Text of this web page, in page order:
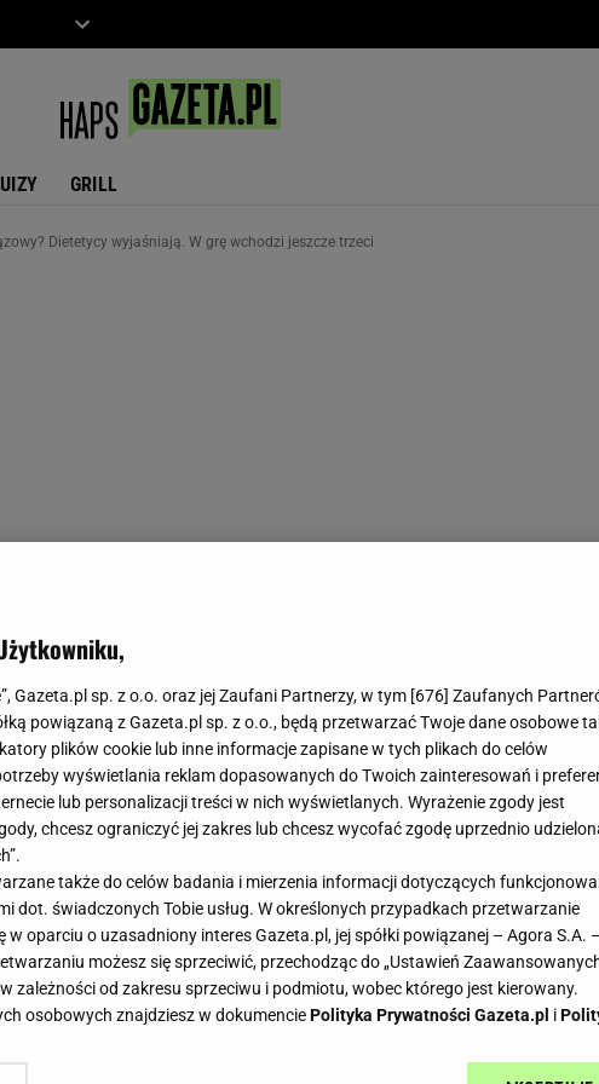
GRILL
Dietetycy wyjaśniają. W grę wchodzi jeszcze trzeci
jest lepszy. "Mógł go
Gazeta.pl sp. z o.o. oraz jej Zaufani Partnerzy, w tym [676] Zaufanych
powiązaną z Gazeta.pl sp. z o.o., będą przetwarzać Twoje dane osobowe
plików cookie lub inne informacje zapisane w tych plikach do celów
wyświetlania reklam dopasowanych do Twoich zainteresowań i
lub personalizacji treści w nich wyświetlanych. Wyrażenie zgody jest
chcesz ograniczyć jej zakres lub chcesz wycofać zgodę uprzednio
także do celów badania i mierzenia informacji dotyczących
dot. świadczonych Tobie usług. W określonych przypadkach przetwarzanie
oparciu o uzasadniony interes Gazeta.pl, jej spółki powiązanej – Agora S.A. –
możesz się sprzeciwić, przechodząc do „Ustawień
zależności od zakresu sprzeciwu i podmiotu, wobec którego jest kierowany.
osobowych znajdziesz w dokumenciePolityka Prywatności Gazeta.pl i